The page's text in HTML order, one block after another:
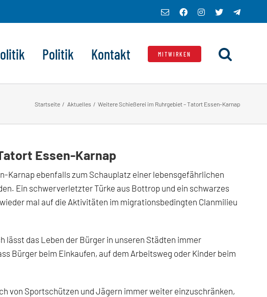
E-
FacebookInstagram
X
Politik Kontakt MITWIRKEN
Startseite Aktuelles Weitere Schießerei im Ruhrgebiet – Tatort Essen-Karnap
Essen-Karnap
Karnap ebenfalls zum Schauplatz einer lebensgefährlichen
Ein schwerverletzter Türke aus Bottrop und ein schwarzes
mal auf die Aktivitäten im migrationsbedingten Clanmilieu
das Leben der Bürger in unseren Städten immer
Bürger beim Einkaufen, auf dem Arbeitsweg oder Kinder beim
von Sportschützen und Jägern immer weiter einzuschränken,